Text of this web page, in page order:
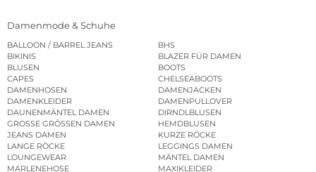
Damenmode & Schuhe
BALLOON / BARREL JEANS
BHS
BIKINIS
BLAZER FÜR DAMEN
BLUSEN
BOOTS
CAPES
CHELSEABOOTS
DAMENHOSEN
DAMENJACKEN
DAMENKLEIDER
DAMENPULLOVER
DAUNENMÄNTEL DAMEN
DIRNDLBLUSEN
GROSSE GRÖSSEN DAMEN
HEMDBLUSEN
JEANS DAMEN
KURZE RÖCKE
LANGE RÖCKE
LEGGINGS DAMEN
LOUNGEWEAR
MÄNTEL DAMEN
MARLENEHOSE
MAXIKLEIDER